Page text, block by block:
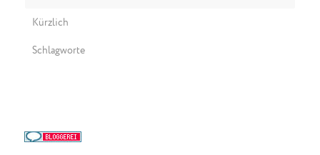
Kürzlich
Schlagworte